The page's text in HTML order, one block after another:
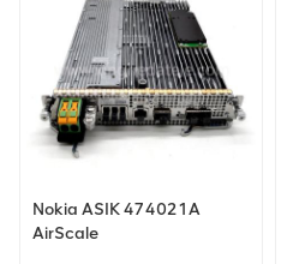
Nokia ASIK 474021A
AirScale